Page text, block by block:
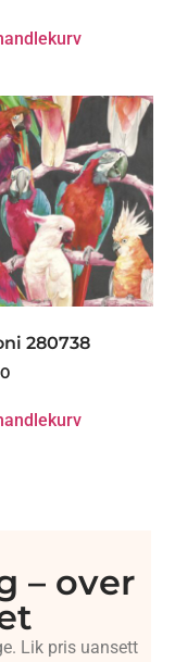
280738
– over
Lik pris uansett